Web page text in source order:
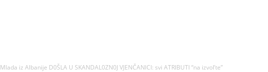
Mlada iz Albanije D0ŠLA U SKANDAL0ZN0J VJENČANlCl: svi ATRlBUTl “na izvol’te”